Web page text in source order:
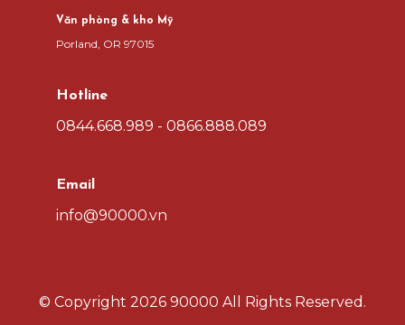
Văn phòng & kho Mỹ
Porland, OR 97015
Hotline
0844.668.989 - 0866.888.089
Email
info@90000.vn
© Copyright 2026 90000 All Rights Reserved.